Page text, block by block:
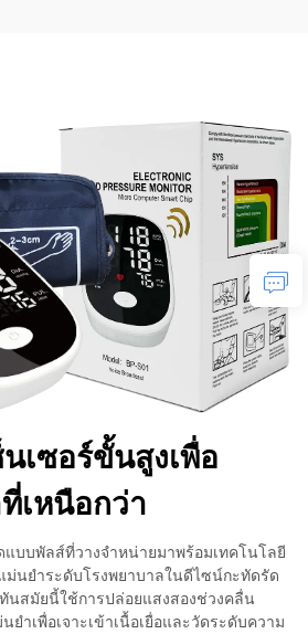
เซอร์ขั้นสูงเพื่อ
เหนือกว่า
แบบพัลส์ที่วางจำหน่ายมาพร้อมเทคโนโลยี
ม่นยำระดับโรงพยาบาลในดีไซน์กะทัดรัด
นสมัยนี้ใช้การปล่อยแสงสองช่วงคลื่น
ยำเพื่อเจาะเข้าเนื้อเยื่อและวัดระดับความ